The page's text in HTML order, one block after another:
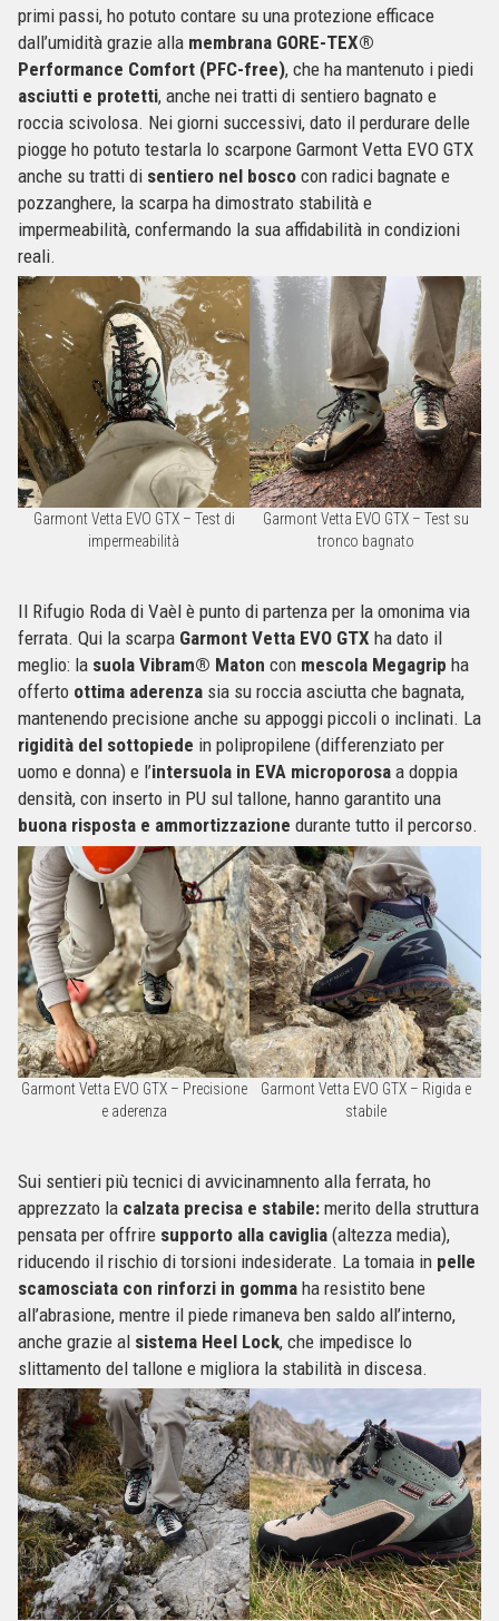
primi passi, ho potuto contare su una protezione efficace
dall’umidità grazie alla membrana GORE-TEX®
Performance Comfort (PFC-free), che ha mantenuto i piedi
asciutti e protetti, anche nei tratti di sentiero bagnato e
roccia scivolosa. Nei giorni successivi, dato il perdurare delle
piogge ho potuto testarla lo scarpone Garmont Vetta EVO GTX
anche su tratti di sentiero nel bosco con radici bagnate e
pozzanghere, la scarpa ha dimostrato stabilità e
impermeabilità, confermando la sua affidabilità in condizioni
reali.
Garmont Vetta EVO GTX – Test di
impermeabilità
Garmont Vetta EVO GTX – Test su
tronco bagnato
Il Rifugio Roda di Vaèl è punto di partenza per la omonima via
ferrata. Qui la scarpa Garmont Vetta EVO GTX ha dato il
meglio: la suola Vibram® Maton con mescola Megagrip ha
offerto ottima aderenza sia su roccia asciutta che bagnata,
mantenendo precisione anche su appoggi piccoli o inclinati. La
rigidità del sottopiede in polipropilene (differenziato per
uomo e donna) e l’intersuola in EVA microporosa a doppia
densità, con inserto in PU sul tallone, hanno garantito una
buona risposta e ammortizzazione durante tutto il percorso.
Garmont Vetta EVO GTX – Precisione
e aderenza
Garmont Vetta EVO GTX – Rigida e
stabile
Sui sentieri più tecnici di avvicinamnento alla ferrata, ho
apprezzato la calzata precisa e stabile: merito della struttura
pensata per offrire supporto alla caviglia (altezza media),
riducendo il rischio di torsioni indesiderate. La tomaia in pelle
scamosciata con rinforzi in gomma ha resistito bene
all’abrasione, mentre il piede rimaneva ben saldo all’interno,
anche grazie al sistema Heel Lock, che impedisce lo
slittamento del tallone e migliora la stabilità in discesa.